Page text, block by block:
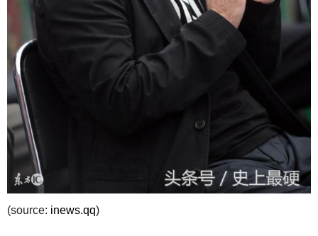
(source: inews.qq)